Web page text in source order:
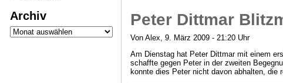
Archiv
Archiv Peter Dittmar
Von Alex, 9. März 2009 - 21:20 Uhr
Am Dienstag hat Peter Dittmar mit einem
schaffte gegen Peter in der zweiten
konnte dies Peter nicht davon abhalten,